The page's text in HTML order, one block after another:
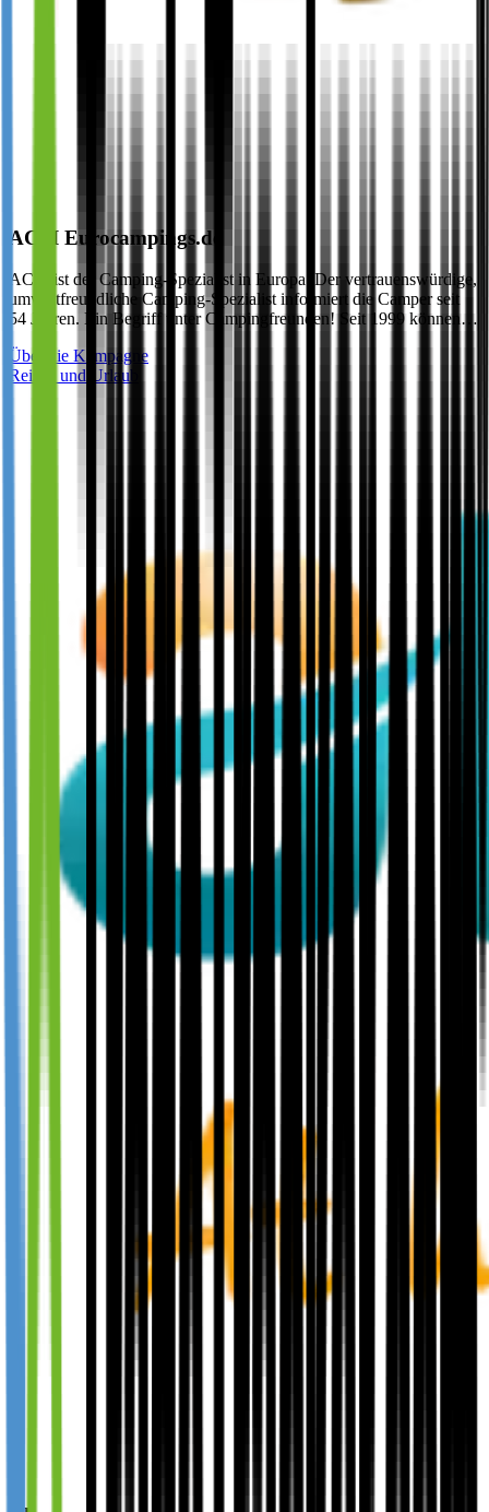
ACSI Eurocampings.de
ACSI ist der Camping-Spezialist in Europa. Der vertrauenswürdige,
umweltfreundliche Camping-Spezialist informiert die Camper seit
54 Jahren. Ein Begriff unter Campingfreunden! Seit 1999 können…
Über die Kampagne
Reisen und Urlaub